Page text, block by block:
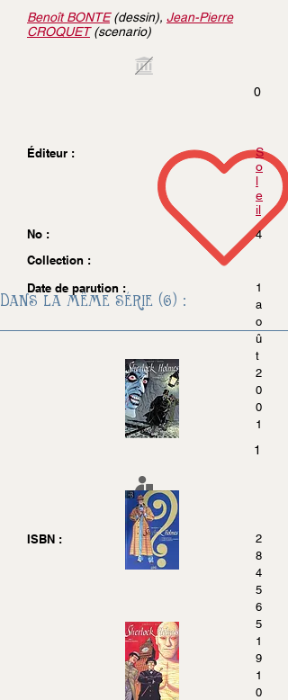
Benoît BONTE(dessin), Jean-Pierre
CROQUET(scenario)
0
Éditeur :
S
o
l
e
il
No :
4
Collection :
Date de parution :
1
a
o
û
t
2
0
0
1
1
ISBN :
2
8
4
5
6
5
1
9
1
0
Dans la même série (6) :